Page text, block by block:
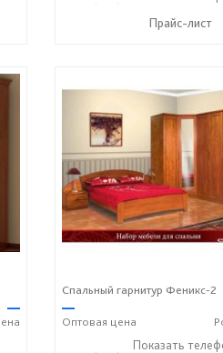
Прайс-лист
—
84
Спальный гарнитур Феникс-2
—
Оптовая цена
+7 (928) 229-52-42 ☎
Показать